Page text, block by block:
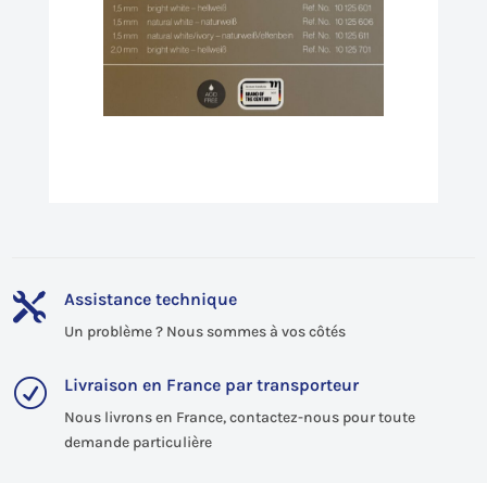
 Assistance technique
Un problème ? Nous sommes à vos côtés
R Livraison en France par transporteur
Nous livrons en France, contactez-nous pour toute
demande particulière